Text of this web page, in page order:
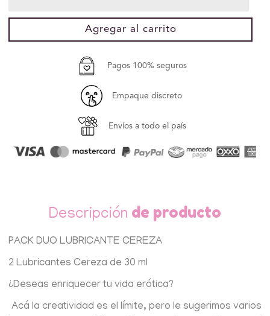
DUO
LUBRICANTE
CEREZA
DUO
LUBRICANTE
Agregar al carrito
Pagos 100% seguros
Empaque discreto
Envíos a todo el país
Descripción de producto
PACK DUO LUBRICANTE CEREZA
2 Lubricantes Cereza de 30 ml
¿Deseas enriquecer tu vida erótica?
Acá la creatividad es el límite, pero le sugerimos varios